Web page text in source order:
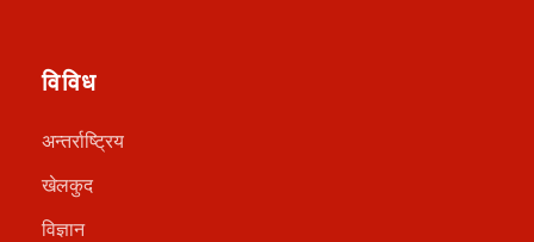
विविध
अन्तर्राष्ट्रिय
खेलकुद
विज्ञान